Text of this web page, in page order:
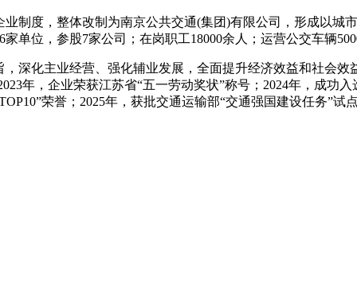
业制度，整体改制为南京公共交通(集团)有限公司，形成以
单位，参股7家公司；在岗职工18000余人；运营公交车辆
深化主业经营、强化辅业发展，全面提升经济效益和社会
年，企业荣获江苏省“五一劳动奖状”称号；2024年，成
荣誉；2025年，获批交通运输部“交通强国建设任务”试